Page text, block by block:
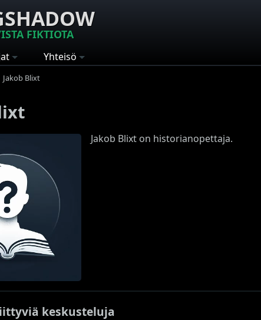
FIKTIOTA
Yhteisö
Jakob Blixt
Jakob Blixt on historianopettaja.
keskusteluja